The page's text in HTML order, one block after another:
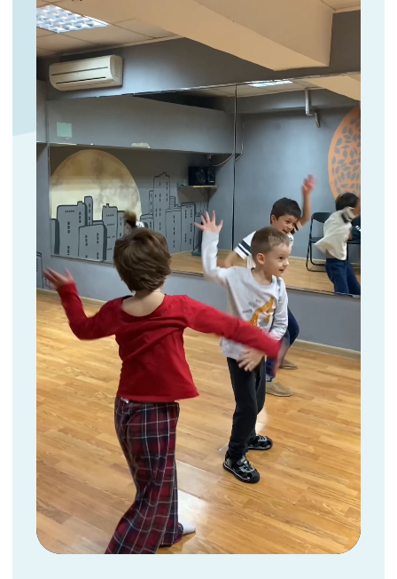
ЧЕРЕЗ 6-8
ЗАНЯТИЙ
ЗАНЯТИЙ ВАШ
РЕБЕНОК
Поднимает руку на уроках без
внутреннего сопротивления.
УВЕРЕННО
ВЫСТУПАЕТ В ШКОЛЕ
Может пересказать текст из 10
предложений без запинок.
ЧЁТЧЕ ФОРМУЛИРУЕТ
МЫСЛИ
ЛЕГЧЕ НАХОДИТ ДРУЗЕЙ